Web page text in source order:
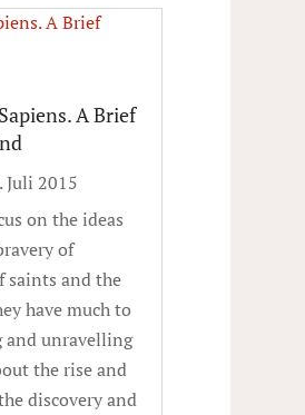
A Brief
Juli 2015
on the ideas
of
saints and the
have much to
and unravelling
the rise and
discovery and